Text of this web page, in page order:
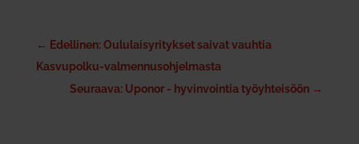
← Edellinen: Oululaisyritykset saivat vauhtia
Kasvupolku-valmennusohjelmasta
Seuraava: Uponor - hyvinvointia työyhteisöön →